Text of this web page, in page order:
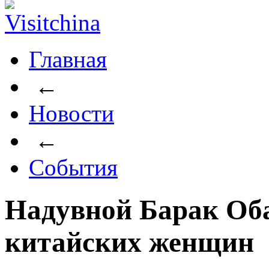
Главная
←
Новости
←
События
Надувной Барак
китайских женщин